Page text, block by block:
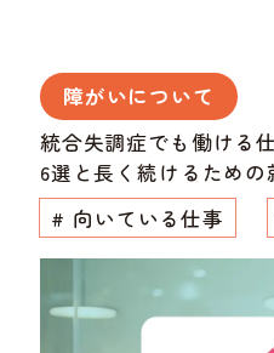
障がいについて
統合失調症でも働ける
6選と長く続けるための
# 向いている仕事